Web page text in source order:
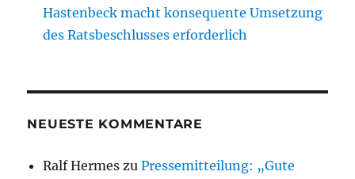
Hastenbeck macht konsequente Umsetzung
des Ratsbeschlusses erforderlich
NEUESTE KOMMENTARE
Ralf Hermes zuPressemitteilung: „Gute